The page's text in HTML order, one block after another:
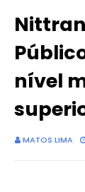
nível
MATOS LIMA